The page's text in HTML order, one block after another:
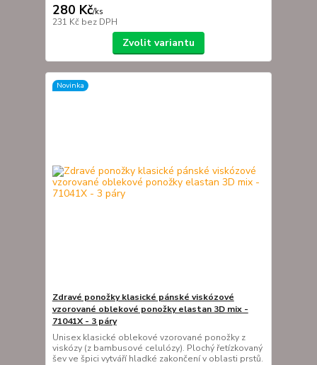
280 Kč/ks
231 Kč bez DPH
Zvolit variantu
Novinka
Zdravé ponožky klasické pánské viskózové
vzorované oblekové ponožky elastan 3D mix -
71041X - 3 páry
Unisex klasické oblekové vzorované ponožky z
viskózy (z bambusové celulózy). Plochý řetízkovaný
šev ve špici vytváří hladké zakončení v oblasti prstů.